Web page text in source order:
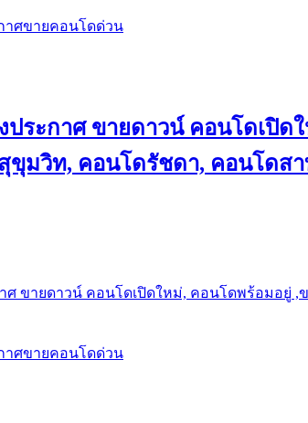
าศขายคอนโดด่วน
ประกาศ ขายดาวน์ คอนโดเปิ
ขุมวิท, คอนโดรัชดา, คอนโดส
ศ ขายดาวน์ คอนโดเปิดใหม่, คอนโดพร้อมอยู่
าศขายคอนโดด่วน